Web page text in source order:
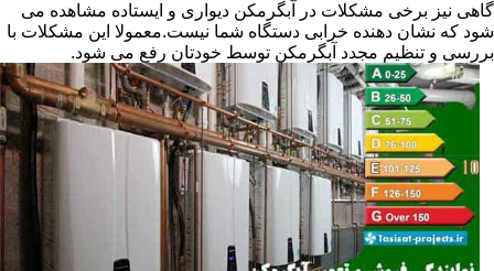
گاهی نیز برخی مشکلات در آبگرمکن دیواری و ایستاده مشاهده می
شود که نشان دهنده خرابی دستگاه شما نیست.معمولا این مشکلات با
بررسی و تنظیم مجدد آبگرمکن توسط خودتان رفع می شود.